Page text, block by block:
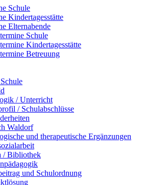
Schule
Kindertagesstätte
Elternabende
Schule
Kindertagesstätte
Betreuung
/ Unterricht
/ Schulabschlüsse
Waldorf
und therapeutische Ergänzungen
/ Bibliothek
und Schulordnung